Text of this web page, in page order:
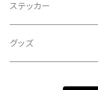
ステッカー
グッズ